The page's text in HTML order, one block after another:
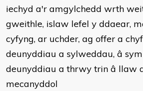
iechyd a'r amgylchedd wrth
gweithle, islaw lefel y ddaear,
cyfyng, ar uchder, ag offer a
deunyddiau a sylweddau, â
deunyddiau a thrwy trin â llaw
mecanyddol